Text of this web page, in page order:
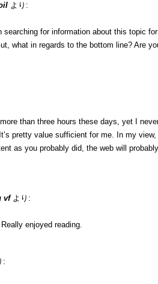
より:
searching for information about this topic
what in regards to the bottom line? Are
than three hours these days, yet I
pretty value sufficient for me. In my
as you probably did, the web will
vf より:
enjoyed reading.
: